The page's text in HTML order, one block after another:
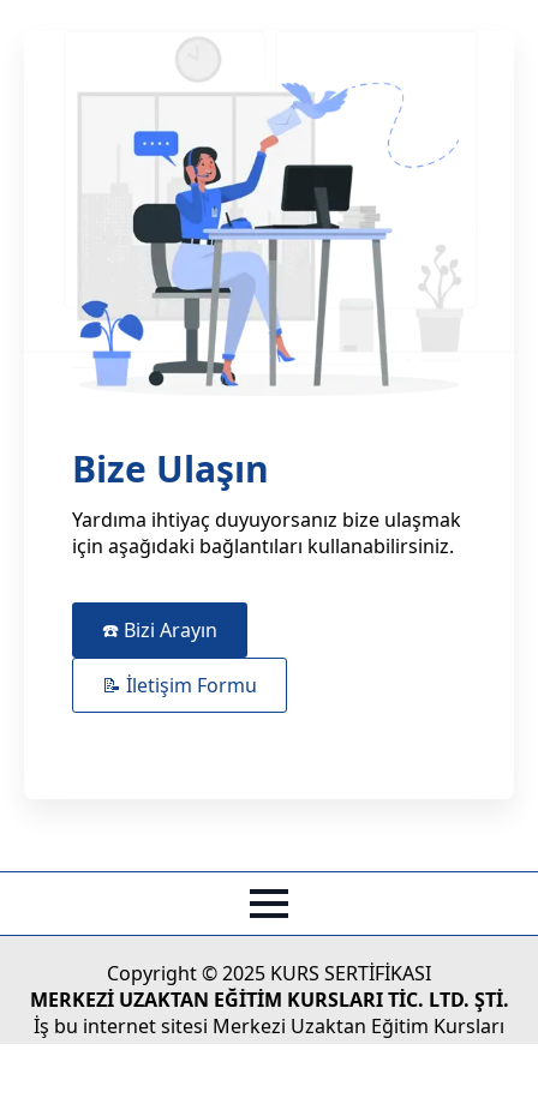
Bize Ulaşın
Yardıma ihtiyaç duyuyorsanız bize ulaşmak
için aşağıdaki bağlantıları kullanabilirsiniz.
☎️ Bizi Arayın
📝 İletişim Formu
Copyright © 2025 KURS SERTİFİKASI
MERKEZİ UZAKTAN EĞİTİM KURSLARI TİC. LTD. ŞTİ.
İş bu internet sitesi Merkezi Uzaktan Eğitim Kursları